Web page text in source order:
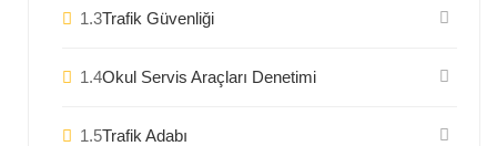
1.3Trafik Güvenliği
1.4Okul Servis Araçları Denetimi
1.5Trafik Adabı